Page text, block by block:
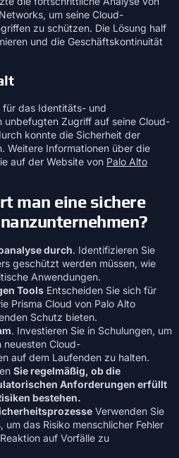
um seine Cloud-
zu schützen. Die Lösung half
und die Geschäftskontinuität
für das Identitäts- und
unbefugten Zugriff auf seine Cloud-
konnte die Sicherheit der
Weitere Informationen über die
auf der Website von Palo Alto
man eine sichere
durch. Identifizieren Sie
geschützt werden müssen, wie
Anwendungen.
Tools Entscheiden Sie sich für
Prisma Cloud von Palo Alto
Schutz bieten.
. Investieren Sie in Schulungen, um
neuesten Cloud-
auf dem Laufenden zu halten.
Sie regelmäßig, ob die
Anforderungen erfüllt
bestehen.
Verwenden Sie
um das Risiko menschlicher Fehler
auf Vorfälle zu